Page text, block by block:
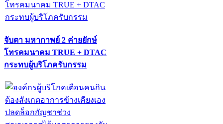
จับตา มหากาพย์ 2 ค่ายยักษ์
โทรคมนาคม TRUE + DTAC
กระทบผู้บริโภครับกรรม